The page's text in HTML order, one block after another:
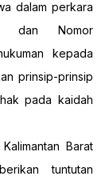
dalam perkara
dan Nomor
kepada
prinsip-prinsip
pada kaidah
Barat
tuntutan